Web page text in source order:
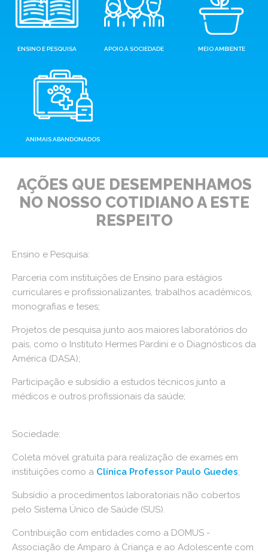
ENSINO E PESQUISA APOIO À SOCIEDADE MEIO AMBIENTE
ANIMAIS ABANDONADOS
AÇÕES QUE DESEMPENHAMOS
NO NOSSO COTIDIANO A ESTE
RESPEITO
Ensino e Pesquisa:
Parceria com instituições de Ensino para estágios
curriculares e profissionalizantes, trabalhos acadêmicos,
monografias e teses;
Projetos de pesquisa junto aos maiores laboratórios do
país, como o Instituto Hermes Pardini e o Diagnósticos da
América (DASA);
Participação e subsídio a estudos técnicos junto a
médicos e outros profissionais da saúde;
Sociedade:
Coleta móvel gratuita para realização de exames em
instituições como a Clínica Professor Paulo Guedes;
Subsídio a procedimentos laboratoriais não cobertos
pelo Sistema Único de Saúde (SUS).
Contribuição com entidades como a DOMUS -
Associação de Amparo à Criança e ao Adolescente com